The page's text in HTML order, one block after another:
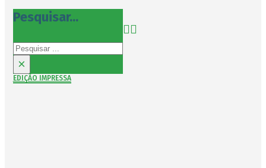
Pesquisar...
Pesquisar
×
EDIÇÃO IMPRESSA